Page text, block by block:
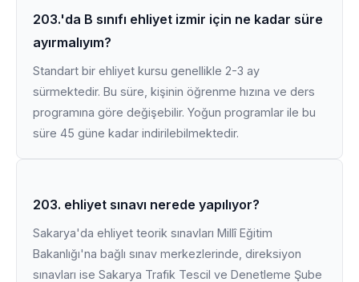
203.'da B sınıfı ehliyet izmir için ne kadar süre
ayırmalıyım?
Standart bir ehliyet kursu genellikle 2-3 ay
sürmektedir. Bu süre, kişinin öğrenme hızına ve ders
programına göre değişebilir. Yoğun programlar ile bu
süre 45 güne kadar indirilebilmektedir.
203. ehliyet sınavı nerede yapılıyor?
Sakarya'da ehliyet teorik sınavları Millî Eğitim
Bakanlığı'na bağlı sınav merkezlerinde, direksiyon
sınavları ise Sakarya Trafik Tescil ve Denetleme Şube